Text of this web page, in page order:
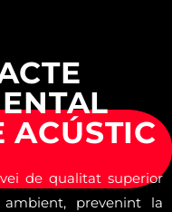
ACÚSTIC
de qualitat superior
prevenint la